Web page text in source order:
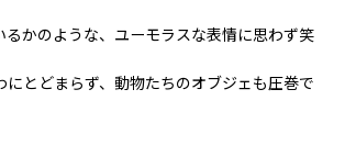
るかのような、ユーモラスな表情に思わず笑
にとどまらず、動物たちのオブジェも圧巻で